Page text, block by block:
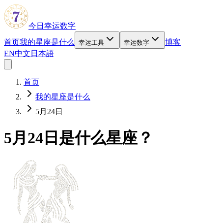
今日幸运数字
首页我的星座是什么 幸运工具 幸运数字
博客
EN中文 日本語
首页
我的星座是什么
5月24日
5月24日是什么星座？